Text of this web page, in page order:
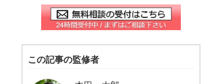
この記事の監修者